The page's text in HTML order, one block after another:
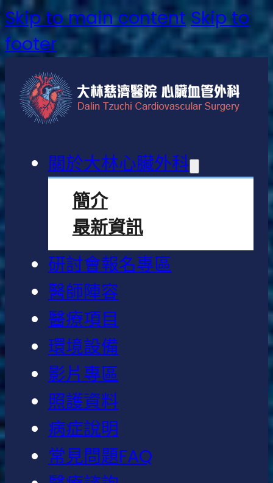
Skip to main content Skip to
footer
關於大林心臟外科
簡介
最新資訊
研討會報名專區
醫師陣容
醫療項目
環境設備
影片專區
照護資料
病症說明
常見問題FAQ